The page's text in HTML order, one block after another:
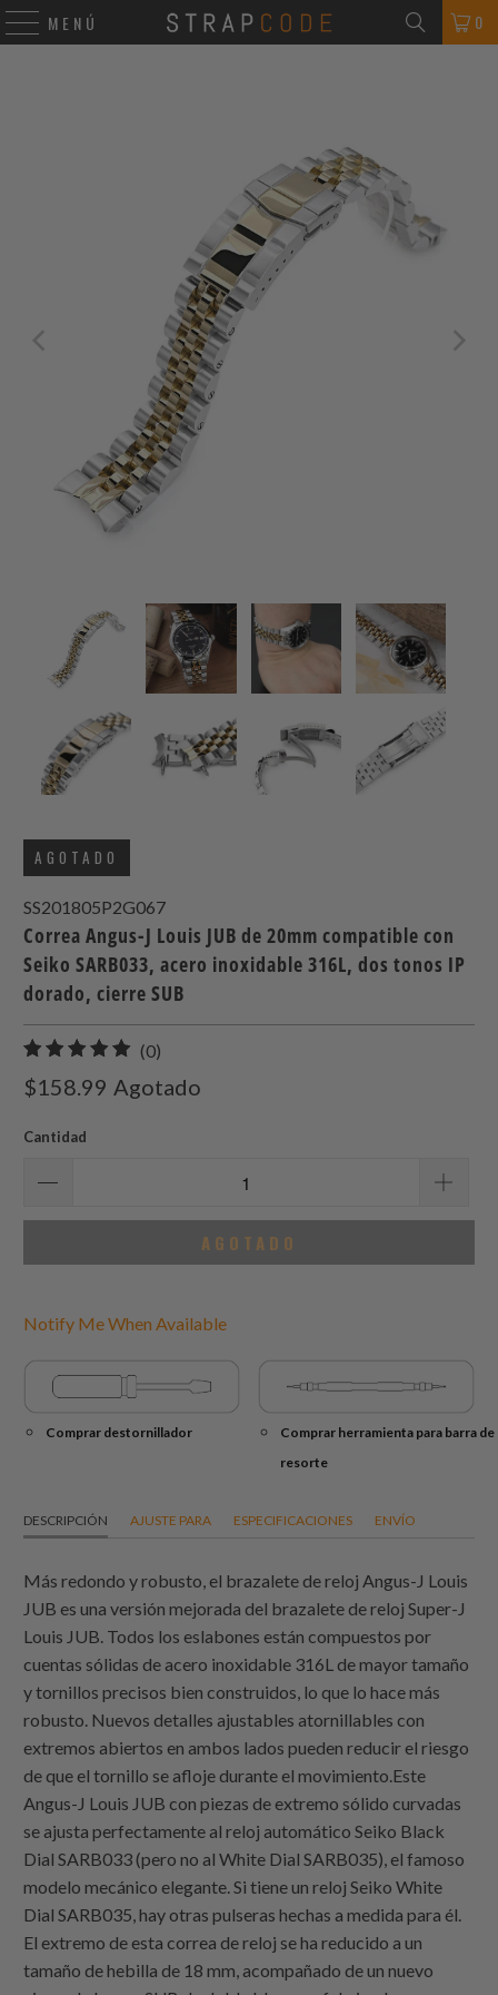
MENÚ 0
AGOTADO
SS201805P2G067
Correa Angus-J Louis JUB de 20mm compatible con
Seiko SARB033, acero inoxidable 316L, dos tonos IP
dorado, cierre SUB
(0)
total
$158.99 Agotado
Cantidad
AGOTADO
Notify Me When Available
Comprar destornillador
Comprar herramienta para barra de
resorte
DESCRIPCIÓN AJUSTE PARA ESPECIFICACIONES ENVÍO
Más redondo y robusto, el brazalete de reloj Angus-J Louis
JUB es una versión mejorada del brazalete de reloj Super-J
Louis JUB. Todos los eslabones están compuestos por
cuentas sólidas de acero inoxidable 316L de mayor tamaño
y tornillos precisos bien construidos, lo que lo hace más
robusto. Nuevos detalles ajustables atornillables con
extremos abiertos en ambos lados pueden reducir el riesgo
de que el tornillo se afloje durante el movimiento.Este
Angus-J Louis JUB con piezas de extremo sólido curvadas
se ajusta perfectamente al reloj automático Seiko Black
Dial SARB033 (pero no al White Dial SARB035), el famoso
modelo mecánico elegante. Si tiene un reloj Seiko White
Dial SARB035, hay otras pulseras hechas a medida para él.
El extremo de esta correa de reloj se ha reducido a un
tamaño de hebilla de 18 mm, acompañado de un nuevo